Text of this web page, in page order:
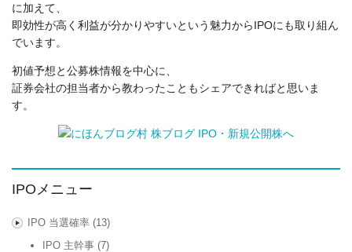
に加えて、
即効性が高く利益が分かりやすいという魅力からIPOにも取り組ん
でいます。
初値予想と公募株情報を中心に、
証券会社の担当者から教わったこともシェアできればと思いま
す。
IPOメニュー
IPO 当選確率(13)
IPO 主幹事 (7)